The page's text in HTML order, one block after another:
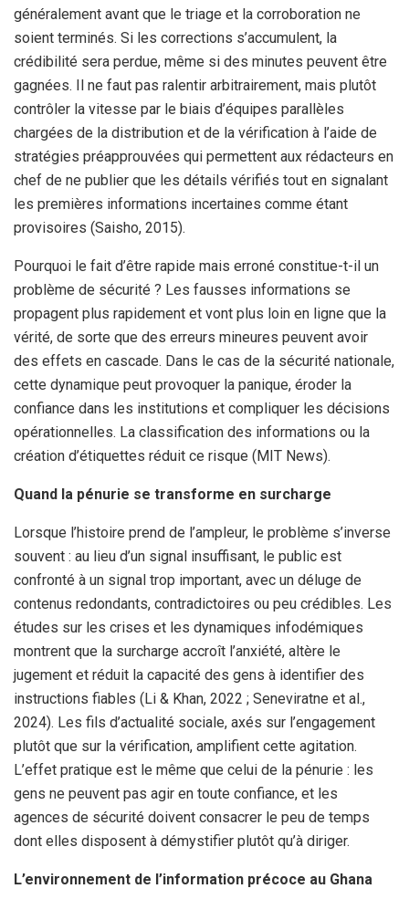
généralement avant que le triage et la corroboration ne
soient terminés. Si les corrections s’accumulent, la
crédibilité sera perdue, même si des minutes peuvent être
gagnées. Il ne faut pas ralentir arbitrairement, mais plutôt
contrôler la vitesse par le biais d’équipes parallèles
chargées de la distribution et de la vérification à l’aide de
stratégies préapprouvées qui permettent aux rédacteurs en
chef de ne publier que les détails vérifiés tout en signalant
les premières informations incertaines comme étant
provisoires (Saisho, 2015).
Pourquoi le fait d’être rapide mais erroné constitue-t-il un
problème de sécurité ? Les fausses informations se
propagent plus rapidement et vont plus loin en ligne que la
vérité, de sorte que des erreurs mineures peuvent avoir
des effets en cascade. Dans le cas de la sécurité nationale,
cette dynamique peut provoquer la panique, éroder la
confiance dans les institutions et compliquer les décisions
opérationnelles. La classification des informations ou la
création d’étiquettes réduit ce risque (MIT News).
Quand la pénurie se transforme en surcharge
Lorsque l’histoire prend de l’ampleur, le problème s’inverse
souvent : au lieu d’un signal insuffisant, le public est
confronté à un signal trop important, avec un déluge de
contenus redondants, contradictoires ou peu crédibles. Les
études sur les crises et les dynamiques infodémiques
montrent que la surcharge accroît l’anxiété, altère le
jugement et réduit la capacité des gens à identifier des
instructions fiables (Li & Khan, 2022 ; Seneviratne et al.,
2024). Les fils d’actualité sociale, axés sur l’engagement
plutôt que sur la vérification, amplifient cette agitation.
L’effet pratique est le même que celui de la pénurie : les
gens ne peuvent pas agir en toute confiance, et les
agences de sécurité doivent consacrer le peu de temps
dont elles disposent à démystifier plutôt qu’à diriger.
L’environnement de l’information précoce au Ghana